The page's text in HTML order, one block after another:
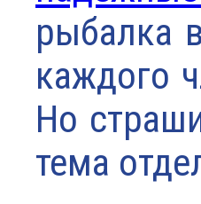
рыбалка
каждого
Но
тема